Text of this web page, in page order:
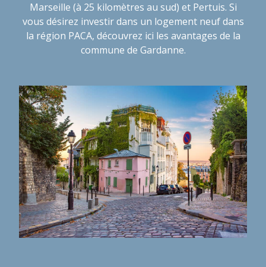
Marseille (à 25 kilomètres au sud) et Pertuis. Si
vous désirez investir dans un logement neuf dans
la région PACA, découvrez ici les avantages de la
commune de Gardanne.